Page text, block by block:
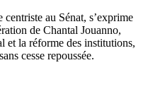
au Sénat, s’exprime
de Chantal Jouanno,
et la réforme des institutions,
cesse repoussée.